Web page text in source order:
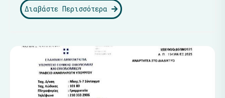
Διαβάστε Περισσότερα